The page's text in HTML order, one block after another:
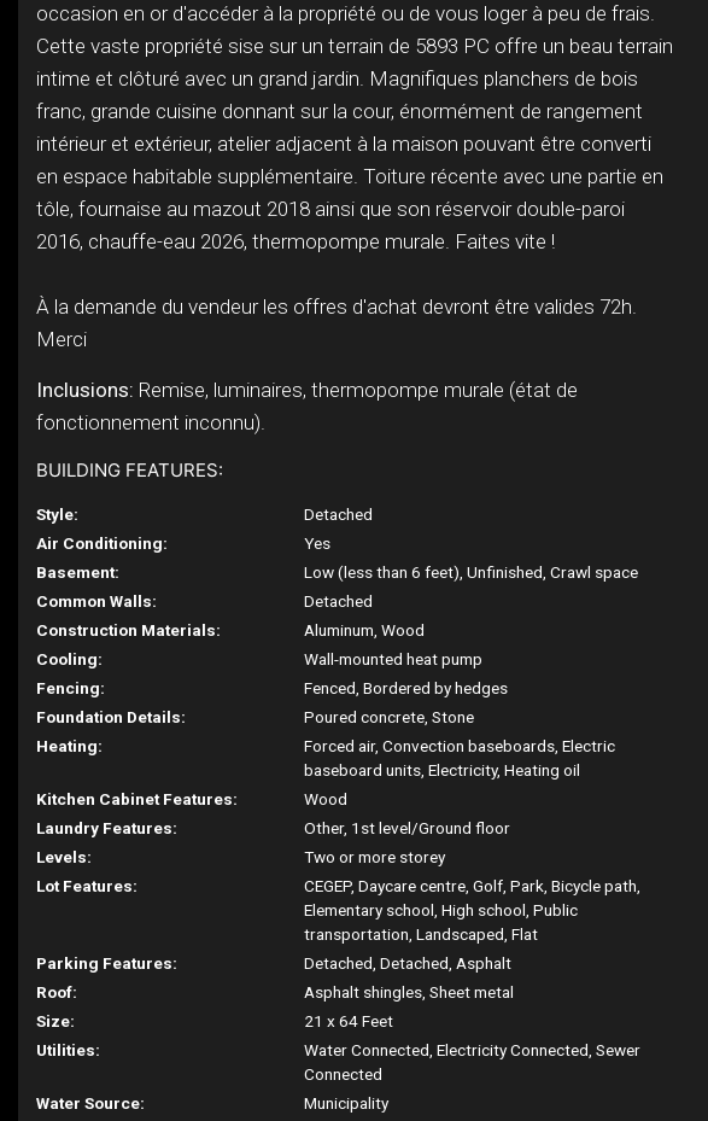
occasion en or d'accéder à la propriété ou de vous loger à peu de frais.
Cette vaste propriété sise sur un terrain de 5893 PC offre un beau terrain
intime et clôturé avec un grand jardin. Magnifiques planchers de bois
franc, grande cuisine donnant sur la cour, énormément de rangement
intérieur et extérieur, atelier adjacent à la maison pouvant être converti
en espace habitable supplémentaire. Toiture récente avec une partie en
tôle, fournaise au mazout 2018 ainsi que son réservoir double-paroi
2016, chauffe-eau 2026, thermopompe murale. Faites vite !
À la demande du vendeur les offres d'achat devront être valides 72h.
Merci
Inclusions: Remise, luminaires, thermopompe murale (état de
fonctionnement inconnu).
BUILDING FEATURES:
Style:
Detached
Air Conditioning:
Yes
Basement:
Low (less than 6 feet), Unfinished, Crawl space
Common Walls:
Detached
Construction Materials:
Aluminum, Wood
Cooling:
Wall-mounted heat pump
Fencing:
Fenced, Bordered by hedges
Foundation Details:
Poured concrete, Stone
Heating:
Forced air, Convection baseboards, Electric
baseboard units, Electricity, Heating oil
Kitchen Cabinet Features:
Wood
Laundry Features:
Other, 1st level/Ground floor
Levels:
Two or more storey
Lot Features:
CEGEP, Daycare centre, Golf, Park, Bicycle path,
Elementary school, High school, Public
transportation, Landscaped, Flat
Parking Features:
Detached, Detached, Asphalt
Roof:
Asphalt shingles, Sheet metal
Size:
21 x 64 Feet
Utilities:
Water Connected, Electricity Connected, Sewer
Connected
Water Source:
Municipality